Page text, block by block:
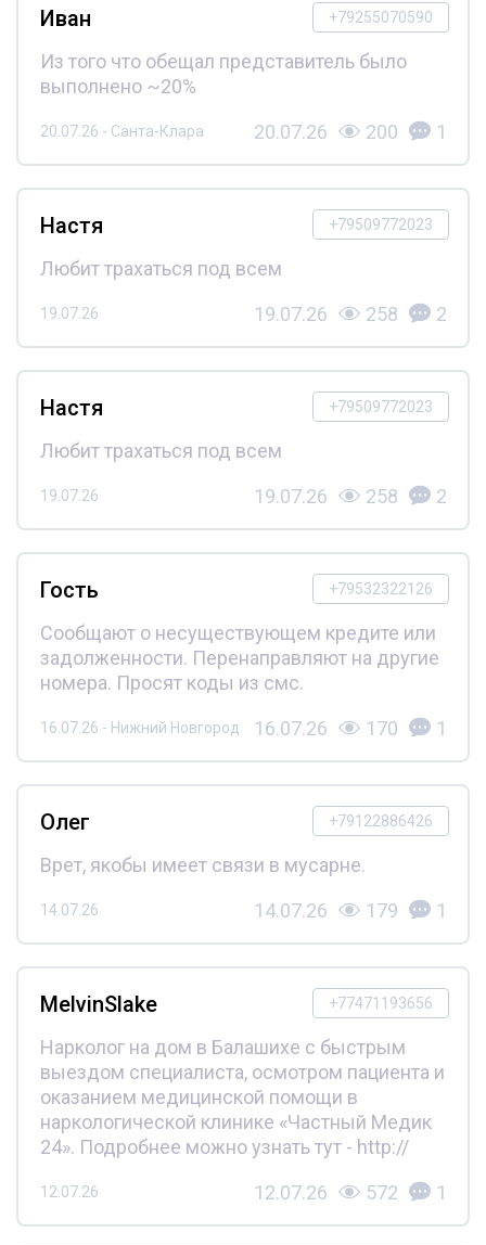
+79255070590
Иван
Из того что обещал представитель было
выполнено ~20%
20.07.26 - Санта-Клара 20.07.26 200 1
+79509772023
Настя
Любит трахаться под всем
19.07.26 19.07.26 258 2
+79509772023
Настя
Любит трахаться под всем
19.07.26 19.07.26 258 2
+79532322126
Гость
Сообщают о несуществующем кредите или
задолженности. Перенаправляют на другие
номера. Просят коды из смс.
16.07.26 - Нижний Новгород 16.07.26 170 1
+79122886426
Олег
Врет, якобы имеет связи в мусарне.
14.07.26 14.07.26 179 1
+77471193656
MelvinSlake
Нарколог на дом в Балашихе с быстрым
выездом специалиста, осмотром пациента и
оказанием медицинской помощи в
наркологической клинике «Частный Медик
24». Подробнее можно узнать тут - http://
12.07.26 12.07.26 572 1